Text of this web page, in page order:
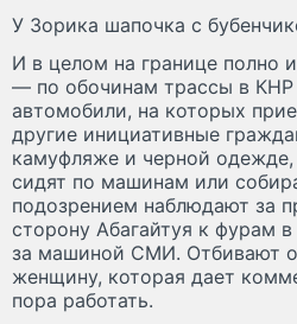
У Зорика шапочка с
И в целом на границе полно
— по обочинам трассы в КНР
автомобили, на которых
другие инициативные
камуфляже и черной
сидят по машинам или
подозрением наблюдают за
сторону Абагайтуя к фурам
за машиной СМИ. Отбивают
женщину, которая дает
пора работать.